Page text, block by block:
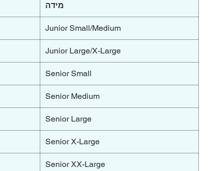
מידה
Junior Small/Medium
Junior Large/X-Large
Senior Medium
Senior Large
Senior X-Large
Senior XX-Large